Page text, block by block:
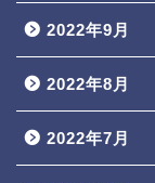
2022年9月
2022年8月
2022年7月